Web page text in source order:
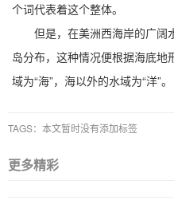
个词代表着这个整体。
但是，在美洲西海岸的广阔
岛分布，这种情况便根据海底
域为“海”，海以外的水域为“洋”。
TAGS：本文暂时没有添加标签
更多精彩